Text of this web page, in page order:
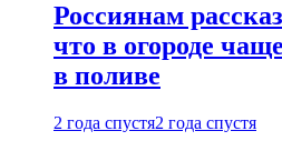
Россиянам
что в огороде
в поливе
2 года спустя2 года спустя